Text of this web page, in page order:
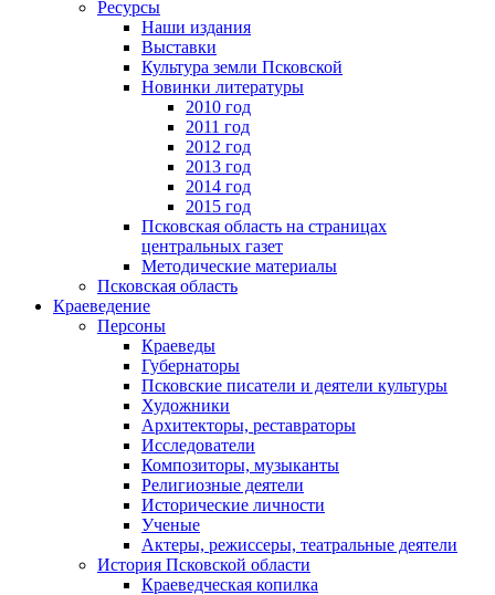
Ресурсы
Наши издания
Выставки
Культура земли Псковской
Новинки литературы
2010 год
2011 год
2012 год
2013 год
2014 год
2015 год
Псковская область на страницах
центральных газет
Методические материалы
Псковская область
Краеведение
Персоны
Краеведы
Губернаторы
Псковские писатели и деятели культуры
Художники
Архитекторы, реставраторы
Исследователи
Композиторы, музыканты
Религиозные деятели
Исторические личности
Ученые
Актеры, режиссеры, театральные деятели
История Псковской области
Краеведческая копилка